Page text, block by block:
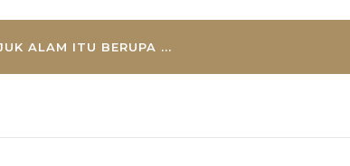
ALAM ITU BERUPA ...